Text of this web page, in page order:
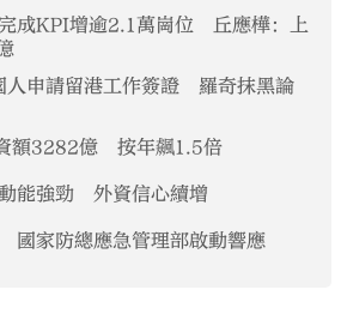
成KPI增逾2.1萬崗位 丘應樺：上
人申請留港工作簽證 羅奇抹黑論
額3282億 按年飆1.5倍
能強勁 外資信心續增
國家防總應急管理部啟動響應